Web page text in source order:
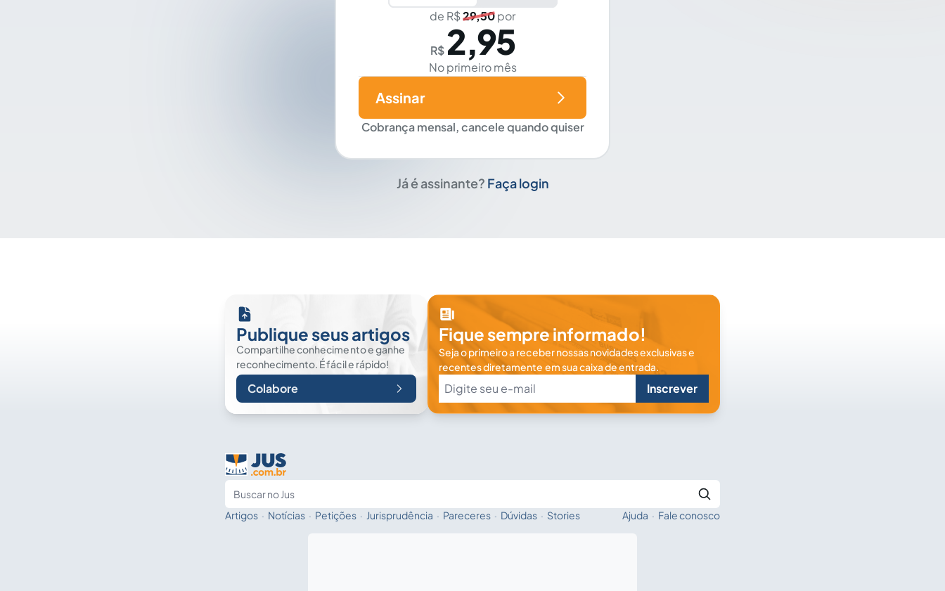
de R$29,50por
R$ 2,95
No primeiro mês
Cobrança mensal, cancele quando quiser
Assinar
Já é assinante? Faça login
Publique seus artigos
Compartilhe conhecimento e ganhe
reconhecimento. É fácil e rápido!
Colabore
Fique sempre informado!
Seja o primeiro a receber nossas novidades exclusivas e
recentes diretamente em sua caixa de entrada.
Inscrever
Artigos · Notícias · Petições · Jurisprudência · Pareceres · Dúvidas · Stories Ajuda · Fale conosco